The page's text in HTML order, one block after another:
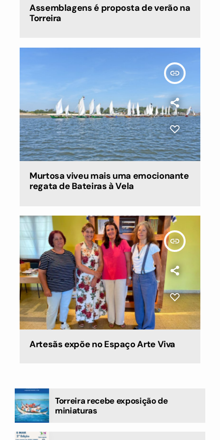
Assemblagens é proposta de verão na
Torreira
insert_link
Murtosa viveu mais uma emocionante
regata de Bateiras à Vela
insert_link
Artesãs expõe no Espaço Arte Viva
Torreira recebe exposição de
miniaturas